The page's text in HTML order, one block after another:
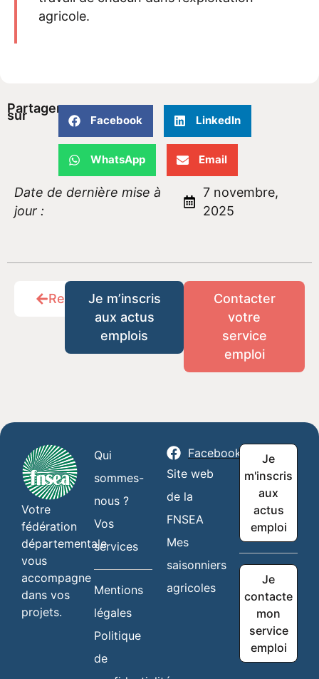
agricole.
Partager
sur Facebook LinkedIn
WhatsApp Email
Date de dernière mise à
jour :
7 novembre,
2025
RetourJe m’inscris
aux actus
emplois
Contacter
votre
service
emploi
Votre
fédération
départementale
vous
accompagne
dans vos
projets.
Qui
sommes-
nous ?
Vos
services
Mentions
légales
Politique
de
Facebook
Site web
de la
FNSEA
Mes
saisonniers
agricoles
Je
m'inscris
aux
actus
emploi
Je
contacte
mon
service
emploi